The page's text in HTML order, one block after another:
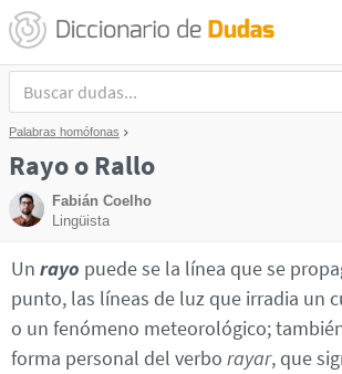
Palabras homófonas
Rayo o Rallo
Fabián Coelho
Lingüista
Un rayo puede se la línea que se
punto, las líneas de luz que irradia un
o un fenómeno meteorológico;
forma personal del verbo rayar, que